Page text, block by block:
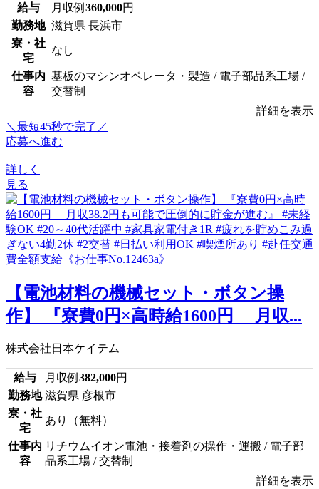
給与 月収例 360,000円
勤務地 滋賀県 長浜市
寮・社
宅
なし
仕事内
容
基板のマシンオペレータ・製造 / 電子部品系工場 /
交替制
詳細を表示
＼最短45秒で完了／
応募へ進む
詳しく
見る
【電池材料の機械セット・ボタン操
作】 『寮費0円×高時給1600円 月収...
株式会社日本ケイテム
給与 月収例 382,000円
勤務地 滋賀県 彦根市
寮・社
宅
あり（無料）
仕事内
容
リチウムイオン電池・接着剤の操作・運搬 / 電子部
品系工場 / 交替制
詳細を表示